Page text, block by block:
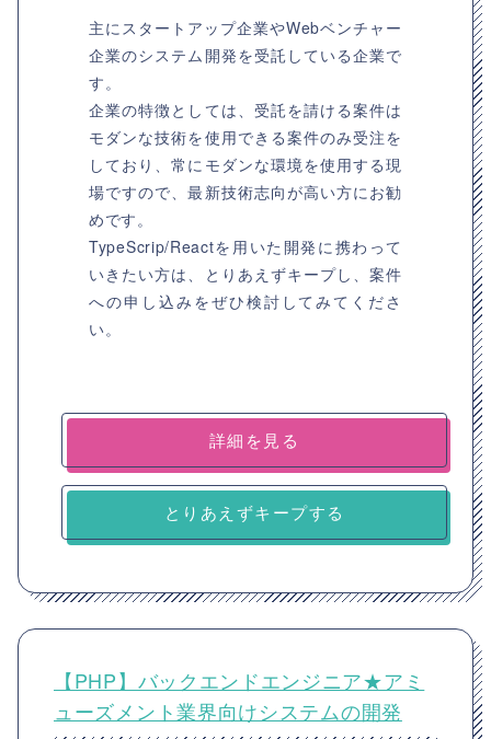
主にスタートアップ企業やWebベンチャー
企業のシステム開発を受託している企業で
す。
企業の特徴としては、受託を請ける案件は
モダンな技術を使用できる案件のみ受注を
しており、常にモダンな環境を使用する現
場ですので、最新技術志向が高い方にお勧
めです。
TypeScrip/Reactを用いた開発に携わって
いきたい方は、とりあえずキープし、案件
への申し込みをぜひ検討してみてくださ
い。
詳細を見る
とりあえずキープする
【PHP】バックエンドエンジニア★アミ
ューズメント業界向けシステムの開発